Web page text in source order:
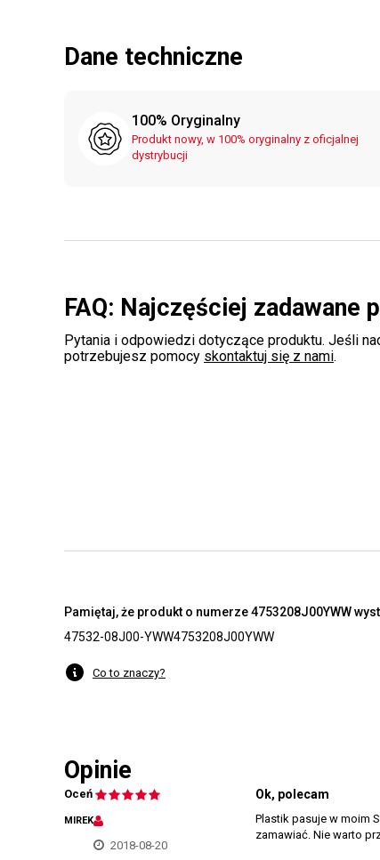
Dane techniczne
100% Oryginalny
Produkt nowy, w 100% oryginalny z oficjalnej
dystrybucji
FAQ: Najczęściej zadawane
Pytania i odpowiedzi dotyczące produktu. Jeśli
potrzebujesz pomocy skontaktuj się z nami.
Pamiętaj, że produkt o numerze 4753208J00YWW
47532-08J00-YWW4753208J00YWW
Co to znaczy?
Opinie
Oceń
MIREK
2018-08-20
Ok, polecam
Plastik pasuje w moim
zamawiać. Nie warto